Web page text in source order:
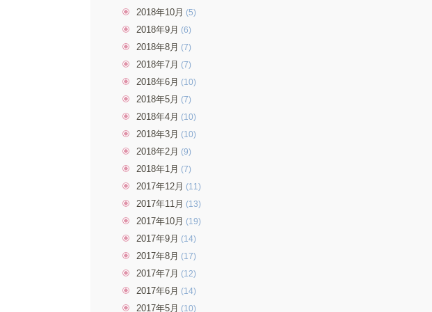
2018年10月 (5)
2018年9月 (6)
2018年8月 (7)
2018年7月 (7)
2018年6月 (10)
2018年5月 (7)
2018年4月 (10)
2018年3月 (10)
2018年2月 (9)
2018年1月 (7)
2017年12月 (11)
2017年11月 (13)
2017年10月 (19)
2017年9月 (14)
2017年8月 (17)
2017年7月 (12)
2017年6月 (14)
2017年5月 (10)